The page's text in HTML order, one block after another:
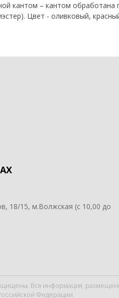
кантом – кантом обработана
Цвет - оливковый,
18/15, м.Волжская (с 10,00 до
Вся информация,
Федерации.